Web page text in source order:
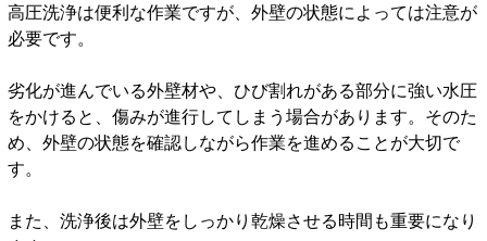
高圧洗浄は便利な作業ですが、外壁の状態によっては注意が
必要です。
劣化が進んでいる外壁材や、ひび割れがある部分に強い水圧
をかけると、傷みが進行してしまう場合があります。そのた
め、外壁の状態を確認しながら作業を進めることが大切で
す。
また、洗浄後は外壁をしっかり乾燥させる時間も重要になり